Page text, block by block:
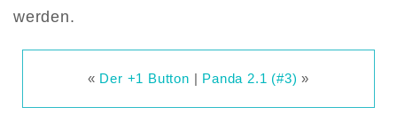
werden.
« Der +1 Button | Panda 2.1 (#3) »